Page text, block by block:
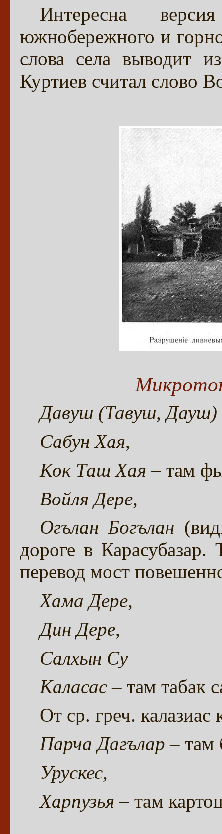
Интересна
южнобережного и
слова села выводит
Куртиев считал слово
Давуш (Тавуш, Дауш)
Сабун Хая,
Кок Таш Хая – там
Войля Дере,
Огълан Богълан
дороге в
перевод мост
Хама Дере,
Дин Дере,
Салхын Су
Каласас– там табак
От ср. греч. калазиас
Парча Дагълар – там
Урускес,
Харпузья – там